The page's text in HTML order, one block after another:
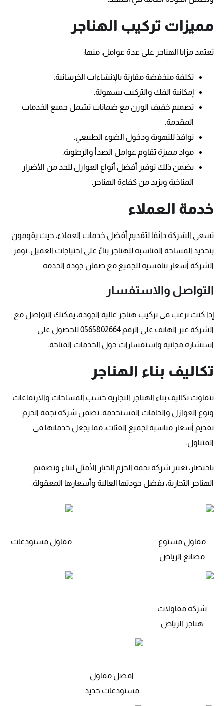
مميزات تركيب الهناجر
تعتمد مزايا الهناجر على عدة عوامل، منها:
تكلفة منخفضة مقارنة بالإنشاءات الخرسانية.
إمكانية الفك والتركيب بسهولة.
تصميم خفيف الوزن مع ضمانات تشمل جميع الخدمات
المقدمة.
نوافذ للتهوية ودخول الضوء الطبيعي.
مواد مميزة تقاوم عوامل الصدأ والرطوبة.
يضمن ذلك توفير أفضل أنواع العوازل للحد من الأضرار
المناخية ويزيد من كفاءة الهناجر.
خدمة العملاء
تسعى الشركة دائمًا لتقديم أفضل خدمات العملاء، حيث يقومون
بتحديد المساحة المناسبة للهناجر بناءً على احتياجات العميل. توفر
الشركة أسعار تنافسية للجميع مع ضمان جودة الخدمة.
التواصل والاستفسار
إذا كنت ترغب في تركيب هناجر عالية الجودة، يمكنك التواصل مع
الشركة عبر الهاتف على الرقم 0565802664 للحصول على
استشارة مجانية واستفسارات حول الخدمات المتاحة.
تكاليف بناء الهناجر
تتفاوت تكاليف بناء الهناجر التجارية حسب المساحات والارتفاعات
ونوع العوازل والخامات المستخدمة. تضمن شركة نجمة الحزم
تقديم أسعار مناسبة لجميع الفئات، مما يجعل خدماتها في
المتناول.
باختصار، تعتبر شركة نجمة الحزم الخيار الأمثل لبناء وتصميم
الهناجر التجارية، بفضل جودتها العالية وأسعارها المعقولة.
مقاول مستوع
مصانع الرياض
مقاول مستودعات
شركة مقاولات
هناجر الرياض
افضل مقاول
مستودعات حديد